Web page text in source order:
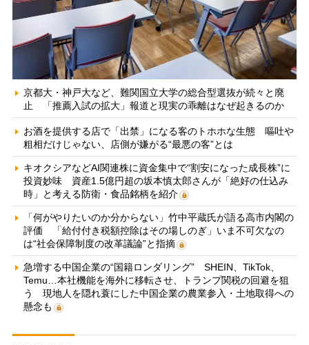
京都大・神戸大など、難関国立大学の総合型選抜が続々と廃
止 「推薦入試の拡大」報道と現実の乖離はなぜ起きるのか
お酒を提供する店で「出禁」になる客のトホホな生態 嘔吐や
粗相だけじゃない、店側が嫌がる“最悪の客”とは
キオクシアなどAI関連株に資金集中で“割安になった成長株”に
投資妙味 資産1.5億円超の坂本慎太郎さんが「絶好の仕込み
時」と考える防衛・食品銘柄を紹介
「何がやりたいのか分からない」竹中平蔵氏が語る高市内閣の
評価 「給付付き税額控除はその場しのぎ」いま不可欠なの
は“社会保障制度の改革議論”と指摘
急増する中国企業の“国籍ロンダリング” SHEIN、TikTok、
Temu…本社機能を海外に移転させ、トランプ関税の回避を狙
う 現地人を隠れ蓑にした中国企業の農業参入・土地取得への
懸念も